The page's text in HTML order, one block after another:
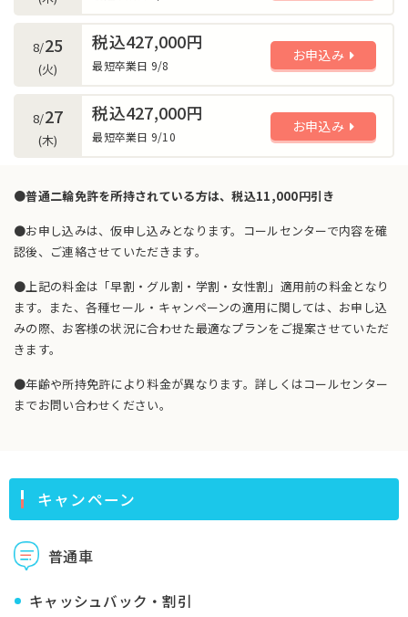
8/25
(火)
税込427,000円
最短卒業日 9/8
お申込み
8/27
(木)
税込427,000円
最短卒業日 9/10
お申込み
●普通二輪免許を所持されている方は、税込11,000円引き
●お申し込みは、仮申し込みとなります。コールセンターで内容を確
認後、ご連絡させていただきます。
●上記の料金は「早割・グル割・学割・女性割」適用前の料金となり
ます。また、各種セール・キャンペーンの適用に関しては、お申し込
みの際、お客様の状況に合わせた最適なプランをご提案させていただ
きます。
●年齢や所持免許により料金が異なります。詳しくはコールセンター
までお問い合わせください。
キャンペーン
普通車
キャッシュバック・割引